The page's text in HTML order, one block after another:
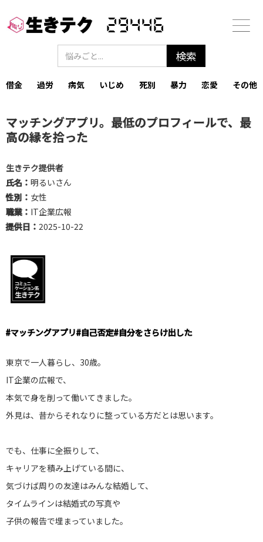
29446
借金 過労 病気 いじめ 死別 暴力 恋愛 その他
マッチングアプリ。最低のプロフィールで、最
高の縁を拾った
生きテク提供者
氏名： 明るいさん
性別： 女性
職業： IT企業広報
提供日： 2025-10-22
#マッチングアプリ#自己否定#自分をさらけ出した
東京で一人暮らし、30歳。
IT企業の広報で、
本気で身を削って働いてきました。
外見は、昔からそれなりに整っている方だとは思います。
でも、仕事に全振りして、
キャリアを積み上げている間に、
気づけば周りの友達はみんな結婚して、
タイムラインは結婚式の写真や
子供の報告で埋まっていました。